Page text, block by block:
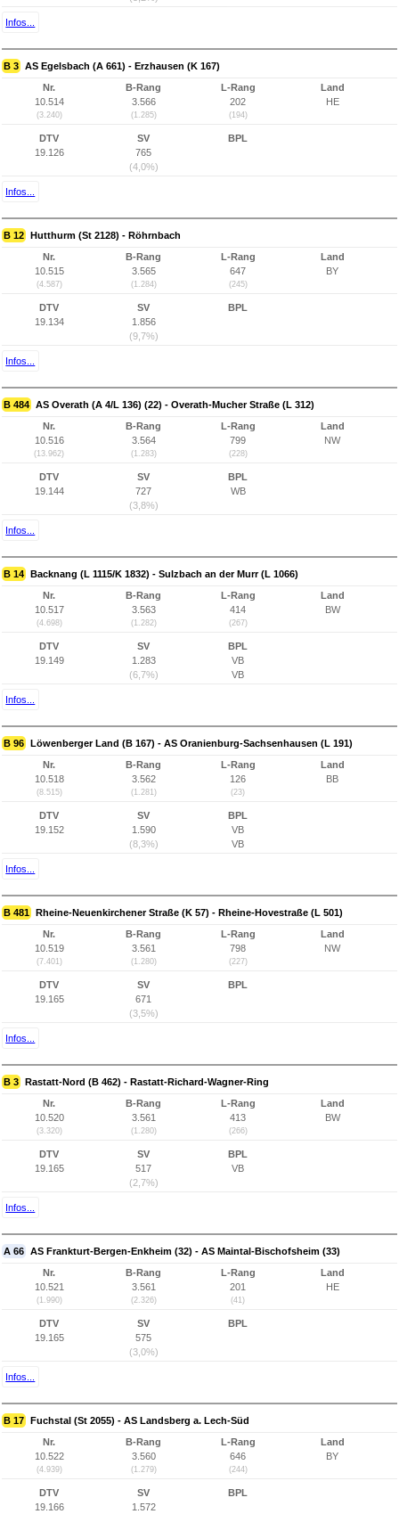
Infos...
B 3 AS Egelsbach (A 661) - Erzhausen (K 167)
Nr.
10.514
(3.240)
B-Rang
3.566
(1.285)
L-Rang
202
(194)
Land
HE
DTV
19.126
SV
765
(4,0%)
BPL
Infos...
B 12 Hutthurm (St 2128) - Röhrnbach
Nr.
10.515
(4.587)
B-Rang
3.565
(1.284)
L-Rang
647
(245)
Land
BY
DTV
19.134
SV
1.856
(9,7%)
BPL
Infos...
B 484 AS Overath (A 4/L 136) (22) - Overath-Mucher Straße (L 312)
Nr.
10.516
(13.962)
B-Rang
3.564
(1.283)
L-Rang
799
(228)
Land
NW
DTV
19.144
SV
727
(3,8%)
BPL
WB
Infos...
B 14 Backnang (L 1115/K 1832) - Sulzbach an der Murr (L 1066)
Nr.
10.517
(4.698)
B-Rang
3.563
(1.282)
L-Rang
414
(267)
Land
BW
DTV
19.149
SV
1.283
(6,7%)
BPL
VB
VB
Infos...
B 96 Löwenberger Land (B 167) - AS Oranienburg-Sachsenhausen (L 191)
Nr.
10.518
(8.515)
B-Rang
3.562
(1.281)
L-Rang
126
(23)
Land
BB
DTV
19.152
SV
1.590
(8,3%)
BPL
VB
VB
Infos...
B 481 Rheine-Neuenkirchener Straße (K 57) - Rheine-Hovestraße (L 501)
Nr.
10.519
(7.401)
B-Rang
3.561
(1.280)
L-Rang
798
(227)
Land
NW
DTV
19.165
SV
671
(3,5%)
BPL
Infos...
B 3 Rastatt-Nord (B 462) - Rastatt-Richard-Wagner-Ring
Nr.
10.520
(3.320)
B-Rang
3.561
(1.280)
L-Rang
413
(266)
Land
BW
DTV
19.165
SV
517
(2,7%)
BPL
VB
Infos...
A 66 AS Frankturt-Bergen-Enkheim (32) - AS Maintal-Bischofsheim (33)
Nr.
10.521
(1.990)
B-Rang
3.561
(2.326)
L-Rang
201
(41)
Land
HE
DTV
19.165
SV
575
(3,0%)
BPL
Infos...
B 17 Fuchstal (St 2055) - AS Landsberg a. Lech-Süd
Nr.
10.522
(4.939)
B-Rang
3.560
(1.279)
L-Rang
646
(244)
Land
BY
DTV
19.166
SV
1.572
BPL